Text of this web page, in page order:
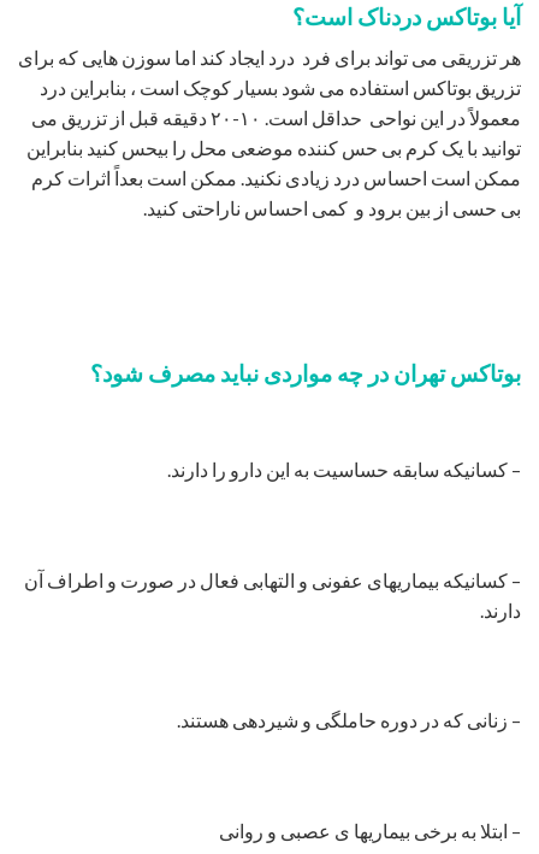
آیا بوتاکس دردناک است؟
هر تزریقی می تواند برای فرد درد ایجاد کند اما سوزن هایی که برای
تزریق بوتاکس استفاده می شود بسیار کوچک است ، بنابراین درد
معمولاً در این نواحی حداقل است. ۱۰-۲۰ دقیقه قبل از تزریق می
توانید با یک کرم بی حس کننده موضعی محل را بیحس کنید بنابراین
ممکن است احساس درد زیادی نکنید. ممکن است بعداً اثرات کرم
بی حسی از بین برود و کمی احساس ناراحتی کنید.
بوتاکس تهران در چه مواردی نباید مصرف شود؟
– کسانیکه سابقه حساسیت به این دارو را دارند.
– کسانیکه بیماریهای عفونی و التهابی فعال در صورت و اطراف آن
دارند.
– زنانی که در دوره حاملگی‌ و شیردهی هستند.
– ابتلا به برخی‌ بیماریها ی عصبی و روانی‌